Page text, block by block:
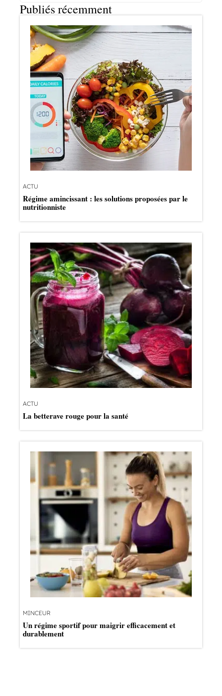
Publiés récemment
ACTU
Régime amincissant : les solutions proposées par le
nutritionniste
ACTU
La betterave rouge pour la santé
MINCEUR
Un régime sportif pour maigrir efficacement et
durablement